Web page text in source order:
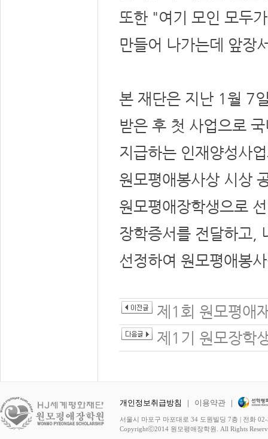
또한 "여기 모인 모두
만들어 나가는데 앞장
본 재단은 지난 1월 7
받은 후 첫 사업으로
지급하는 인재양성사
원모평애봉사상 시상
원모평애장학생으로
장학증서를 전달하고,
선정하여 원모평애봉
제1회 원모평애
제1기 원모장학
개인정보취급방침 | 이용약관 |
서울시 마포구 마포대로 34 도원빌딩 7층 | 전화
Copyrightⓒ2014 원모평애장학원. All Rights